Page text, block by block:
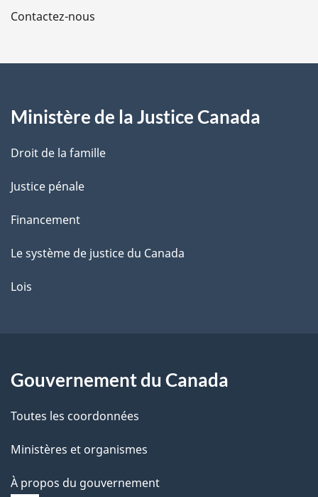
a
e
Contactez-nous
Ministère de la Justice Canada
Droit de la famille
Justice pénale
Financement
Le système de justice du Canada
Lois
Gouvernement du Canada
Toutes les coordonnées
Ministères et organismes
À propos du gouvernement